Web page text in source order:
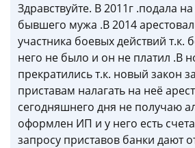
Здравствуйте. В 2011г .подала
бывшего мужа .В 2014
участника боевых действий т.к.
него не было и он не платил .В
прекратились т.к. новый закон
приставам налагать на неё
сегодняшнего дня не получаю
оформлен ИП и у него есть
запросу приставов банки дают